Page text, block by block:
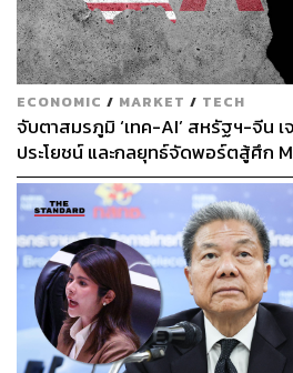
ABOUT THE
สมศักดิ์ จันทวิ
โปรดิวเซอร์ คอ
หลงใหลในควา
สงบของการอ่าน
ECONOMIC / MARKET / TECH
จับตาสมรภูมิ ‘เทค-AI’ สหรัฐฯ-จีน เ
ประโยชน์ และกลยุทธ์จัดพอร์ตสู้ศึก
ข้างหน้า